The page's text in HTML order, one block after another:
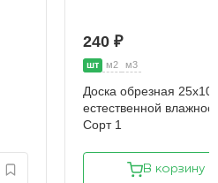
240 ₽
шт м2 м3
Доска обрезная
естественной
Сорт 1
В корзину